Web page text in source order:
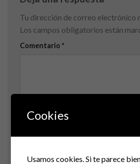
Tu dirección de correo electrónico
Los campos obligatorios están
Comentario *
Cookies
Usamos cookies. Si te parece